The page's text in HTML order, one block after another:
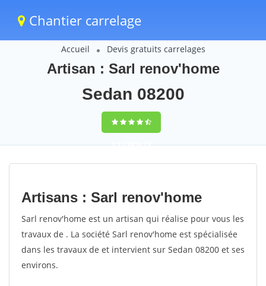
Chantier carrelage
Accueil Devis gratuits carrelages
Artisan : Sarl renov'home
Sedan 08200
9,5(100%)73
votes
Artisans : Sarl renov'home
Sarl renov'home est un artisan qui réalise pour vous les
travaux de . La société Sarl renov'home est spécialisée
dans les travaux de et intervient sur Sedan 08200 et ses
environs.